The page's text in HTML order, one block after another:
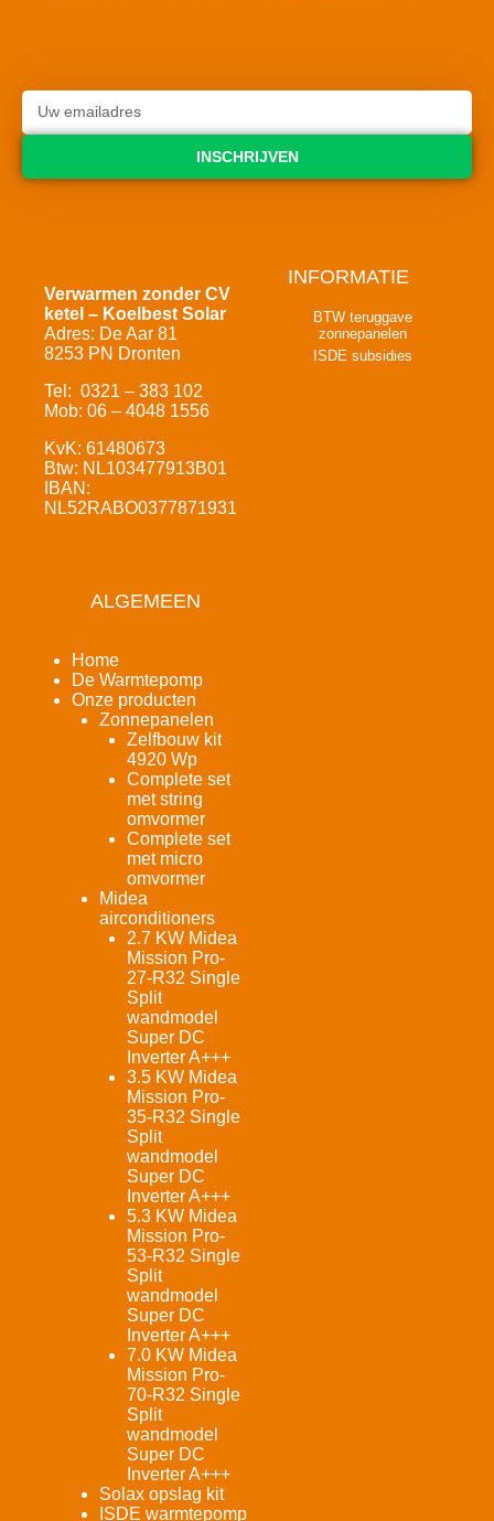
INSCHRIJVEN
Verwarmen zonder CV
ketel – Koelbest Solar
Adres: De Aar 81
8253 PN Dronten
Tel: 0321 – 383 102
Mob: 06 – 4048 1556
KvK: 61480673
Btw: NL103477913B01
IBAN:
NL52RABO0377871931
INFORMATIE
BTW teruggave
zonnepanelen
ISDE subsidies
ALGEMEEN
Home
De Warmtepomp
Onze producten
Zonnepanelen
Zelfbouw kit
4920 Wp
Complete set
met string
omvormer
Complete set
met micro
omvormer
Midea
airconditioners
2.7 KW Midea
Mission Pro-
27-R32 Single
Split
wandmodel
Super DC
Inverter A+++
3.5 KW Midea
Mission Pro-
35-R32 Single
Split
wandmodel
Super DC
Inverter A+++
5.3 KW Midea
Mission Pro-
53-R32 Single
Split
wandmodel
Super DC
Inverter A+++
7.0 KW Midea
Mission Pro-
70-R32 Single
Split
wandmodel
Super DC
Inverter A+++
Solax opslag kit
ISDE warmtepomp